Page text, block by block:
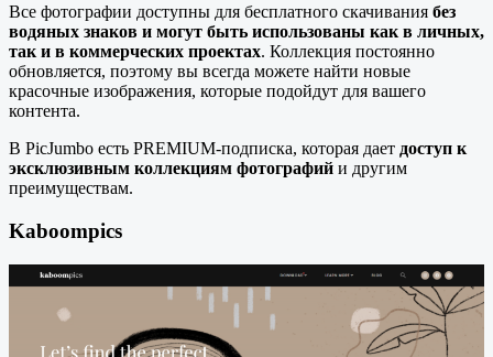
Все фотографии доступны для бесплатного скачивания без
водяных знаков и могут быть использованы как в личных,
так и в коммерческих проектах. Коллекция постоянно
обновляется, поэтому вы всегда можете найти новые
красочные изображения, которые подойдут для вашего
контента.
В PicJumbo есть PREMIUM-подписка, которая дает доступ к
эксклюзивным коллекциям фотографий и другим
преимуществам.
Kaboompics